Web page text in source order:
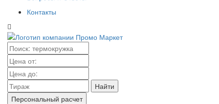
Контакты
Найти
Персональный расчет